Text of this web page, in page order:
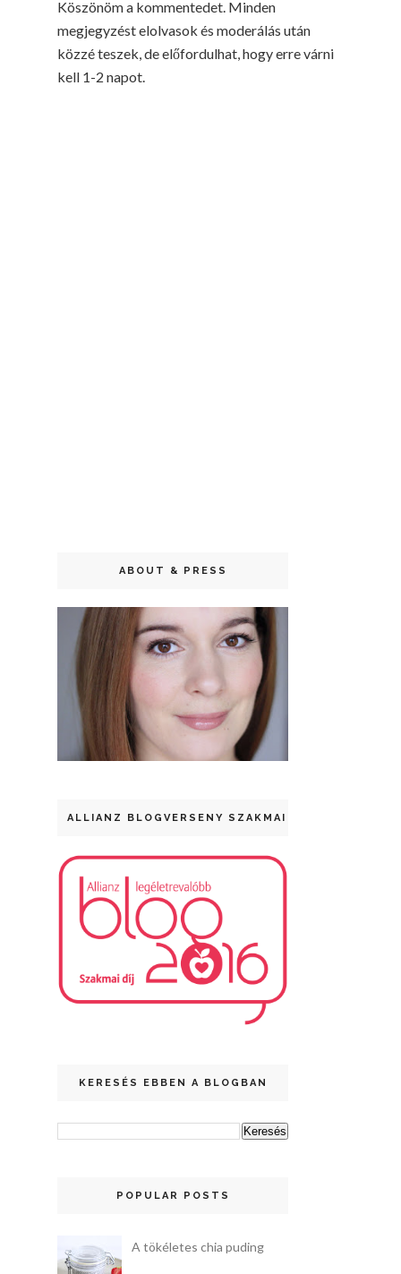
Köszönöm a kommentedet. Minden
megjegyzést elolvasok és moderálás után
közzé teszek, de előfordulhat, hogy erre várni
kell 1-2 napot.
ABOUT & PRESS
ALLIANZ BLOGVERSENY SZAKMAI DÍJ
KERESÉS EBBEN A BLOGBAN
POPULAR POSTS
A tökéletes chia puding